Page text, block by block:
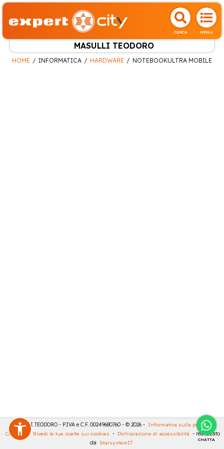
CERCA MENU
MASULLI TEODORO
CHATTA
HOME INFORMATICA HARDWARE NOTEBOOKULTRA MOBILE
MASULLI TEODORO - P.IVA e C.F. 00249680760 - © 2026 - Informativa sulla privacy -
Cookies
- Rivedi le tue scelte sui cookies - Dichiarazione di accessibilità - realizzato
da StarsystemIT